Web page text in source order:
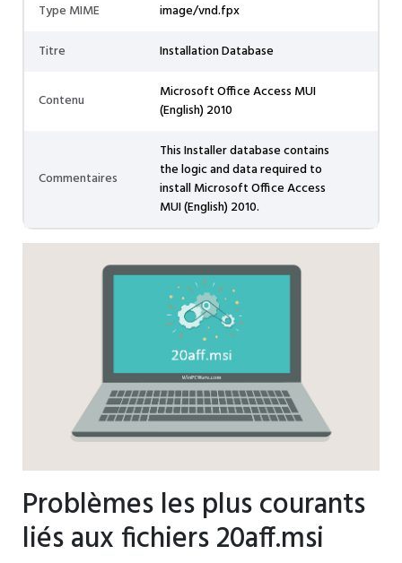
Type MIME
image/vnd.fpx
Titre
Installation Database
Contenu
Microsoft Office Access MUI
(English) 2010
Commentaires
This Installer database contains
the logic and data required to
install Microsoft Office Access
MUI (English) 2010.
Problèmes les plus courants
liés aux fichiers 20aff.msi